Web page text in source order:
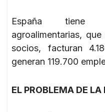
España tiene
agroalimentarias,
socios, facturan
generan 119.700
EL PROBLEMA DE LA